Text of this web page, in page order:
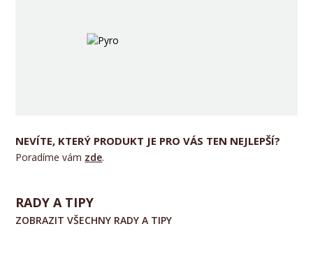
NEVÍTE, KTERÝ PRODUKT JE PRO VÁS TEN NEJLEPŠÍ?
Poradíme vám zde.
RADY A TIPY
ZOBRAZIT VŠECHNY RADY A TIPY